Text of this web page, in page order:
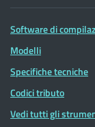
Software di
Modelli
Specifiche tecniche
Codici tributo
Vedi tutti gli